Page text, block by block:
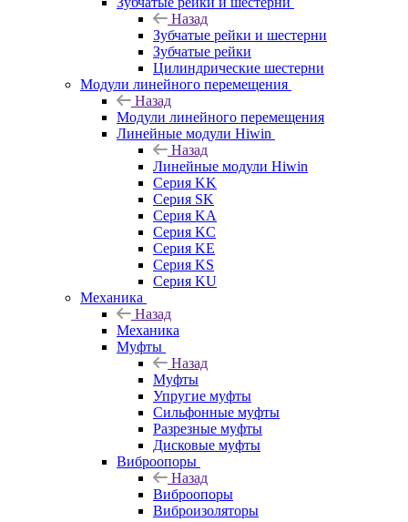
Назад
Зубчатые рейки и шестерни
Зубчатые рейки
Цилиндрические шестерни
Модули линейного перемещения
Назад
Модули линейного перемещения
Линейные модули Hiwin
Назад
Линейные модули Hiwin
Серия KK
Серия SK
Серия KA
Серия KC
Серия KE
Серия KS
Серия KU
Механика
Назад
Механика
Муфты
Назад
Муфты
Упругие муфты
Сильфонные муфты
Разрезные муфты
Дисковые муфты
Виброопоры
Назад
Виброопоры
Виброизоляторы